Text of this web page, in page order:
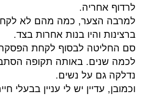
לרדוף אחריה.
למרבה הצער, כמה מהם לא
ברצינות והיו בנות אחרות בצד.
סם החליטה לבסוף לקחת
לכמה שנים. באותה תקופה
נדלקה גם על נשים.
וכמובן, עדיין יש לי עניין בבעלי